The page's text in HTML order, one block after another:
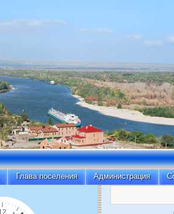
Глава поселения Администрация